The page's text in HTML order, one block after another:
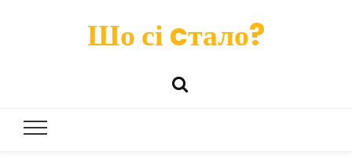
Шо сі cтало?